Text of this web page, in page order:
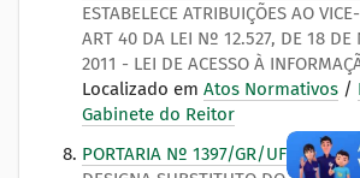
ESTABELECE ATRIBUIÇÕES AO
ART 40 DA LEI Nº 12.527, DE 18 DE
2011 - LEI DE ACESSO À
Localizado em Atos Normativos /
Gabinete do Reitor
PORTARIA Nº 1397/GR/UFFS/2019